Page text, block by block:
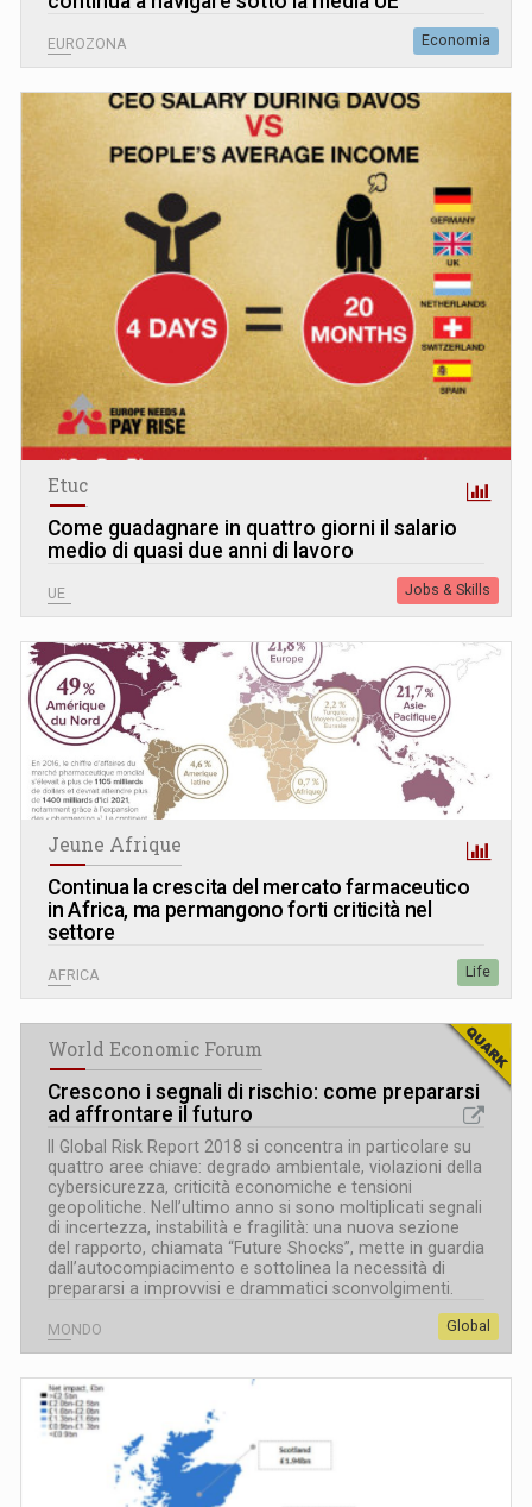
EUROZONA Economia
Etuc
Come guadagnare in quattro giorni il salario
medio di quasi due anni di lavoro
UE Jobs & Skills
Jeune Afrique
Continua la crescita del mercato farmaceutico
in Africa, ma permangono forti criticità nel
settore
AFRICA Life
World Economic Forum
Crescono i segnali di rischio: come prepararsi
ad affrontare il futuro
Il Global Risk Report 2018 si concentra in particolare su
quattro aree chiave: degrado ambientale, violazioni della
cybersicurezza, criticità economiche e tensioni
geopolitiche. Nell’ultimo anno si sono moltiplicati segnali
di incertezza, instabilità e fragilità: una nuova sezione
del rapporto, chiamata “Future Shocks”, mette in guardia
dall’autocompiacimento e sottolinea la necessità di
prepararsi a improvvisi e drammatici sconvolgimenti.
MONDO Global